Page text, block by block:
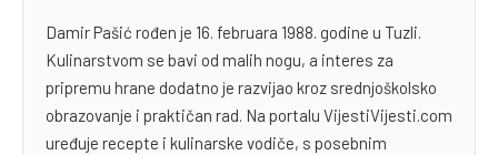
Damir Pašić rođen je 16. februara 1988. godine u Tuzli.
Kulinarstvom se bavi od malih nogu, a interes za
pripremu hrane dodatno je razvijao kroz srednjoškolsko
obrazovanje i praktičan rad. Na portalu VijestiVijesti.com
uređuje recepte i kulinarske vodiče, s posebnim